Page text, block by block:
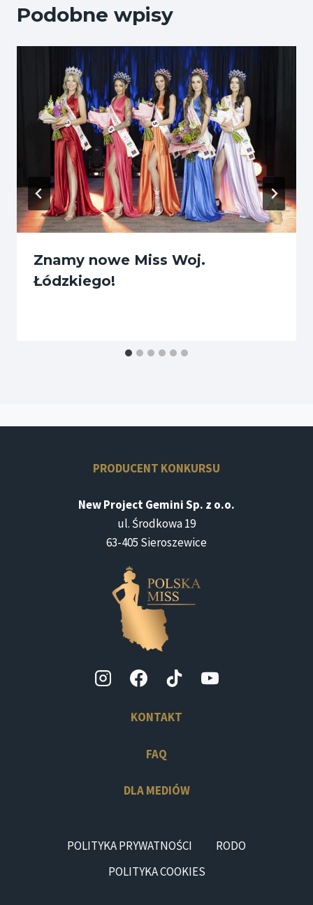
Podobne wpisy
Znamy nowe Miss Woj.
Łódzkiego!
PRODUCENT KONKURSU
New Project Gemini Sp. z o.o.
ul. Środkowa 19
63-405 Sieroszewice
KONTAKT
FAQ
DLA MEDIÓW
POLITYKA PRYWATNOŚCI
RODO
POLITYKA COOKIES